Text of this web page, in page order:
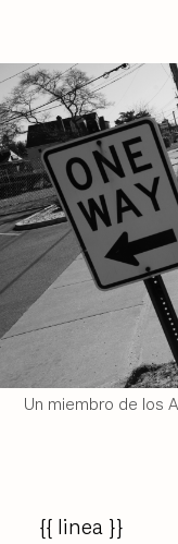
Un miembro de los
{{ linea }}